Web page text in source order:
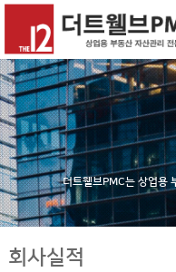
더트웰브PMC는 상업용
회사실적